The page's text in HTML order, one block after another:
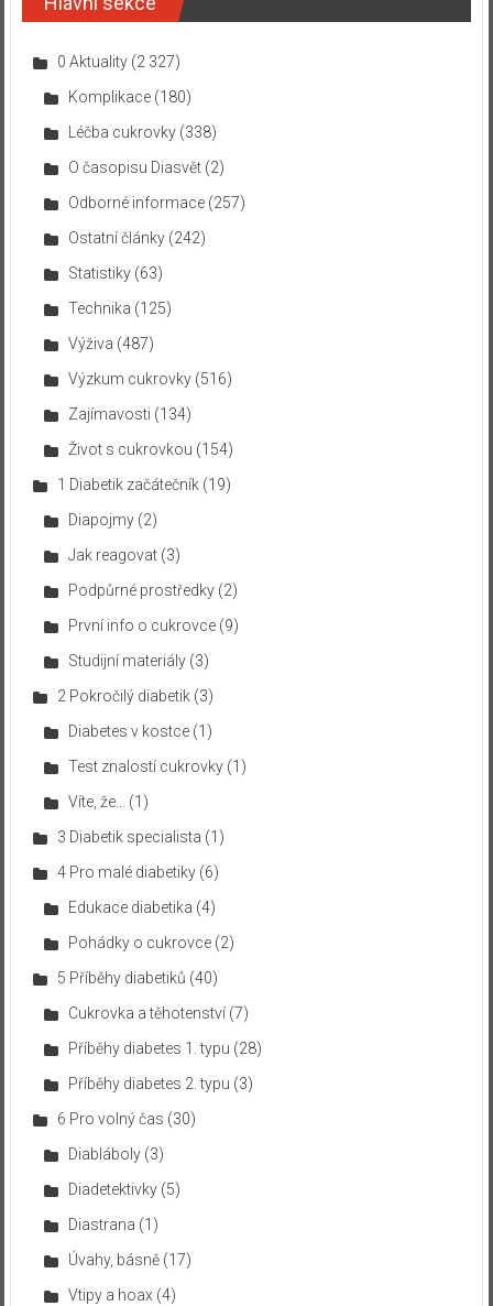
0 Aktuality(2 327)
Komplikace(180)
Léčba cukrovky(338)
O časopisu Diasvět(2)
Odborné informace(257)
Ostatní články(242)
Statistiky(63)
Technika (125)
Výživa (487)
Výzkum cukrovky(516)
Zajímavosti (134)
Život s cukrovkou (154)
1 Diabetik začátečník(19)
Diapojmy(2)
Jak reagovat(3)
Podpůrné prostředky(2)
První info o cukrovce(9)
Studijní materiály(3)
2 Pokročilý diabetik(3)
Diabetes v kostce(1)
Test znalostí cukrovky(1)
Víte, že…
(1)
3 Diabetik specialista (1)
4 Pro malé diabetiky(6)
Edukace diabetika (4)
Pohádky o cukrovce(2)
5 Příběhy diabetiků (40)
Cukrovka a těhotenství(7)
Příběhy diabetes 1. typu (28)
Příběhy diabetes 2. typu (3)
6 Pro volný čas (30)
Diabláboly(3)
Diadetektivky(5)
Diastrana (1)
Úvahy, básně(17)
Vtipy a hoax (4)